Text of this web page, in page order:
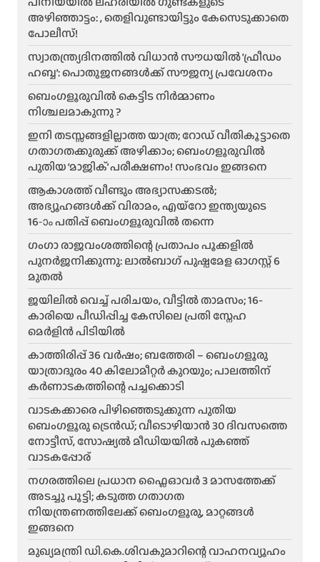
അഴിഞ്ഞാട്ടം: , തെളിവുണ്ടായിട്ടും കേസെടുക്കാതെ
പോലീസ്!
സ്വാതന്ത്ര്യദിനത്തിൽ വിധാൻ സൗധയിൽ ‘ഫ്രീഡം
ഹബ്ബ’: പൊതുജനങ്ങൾക്ക് സൗജന്യ പ്രവേശനം
ബെംഗളൂരുവിൽ കെട്ടിട നിർമ്മാണം
നിശ്ചലമാകുന്നു ?
ഇനി തടസ്സങ്ങളില്ലാത്ത യാത്ര; റോഡ് വീതികൂട്ടാതെ
ഗതാഗതക്കുരുക്ക് അഴിക്കാം; ബെംഗളൂരുവിൽ
പുതിയ ‘മാജിക്’ പരീക്ഷണം! സംഭവം ഇങ്ങനെ
ആകാശത്ത് വീണ്ടും അഭ്യാസക്കടൽ;
അഭ്യൂഹങ്ങൾക്ക് വിരാമം, എയ്റോ ഇന്ത്യയുടെ
16-ാം പതിപ്പ് ബെംഗളൂരുവിൽ തന്നെ
ഗംഗാ രാജവംശത്തിന്റെ പ്രതാപം പൂക്കളിൽ
പുനർജനിക്കുന്നു: ലാൽബാഗ് പുഷ്പമേള ഓഗസ്റ്റ് 6
മുതൽ
ജയിലിൽ വെച്ച് പരിചയം, വീട്ടിൽ താമസം; 16-
കാരിയെ പീഡിപ്പിച്ച കേസിലെ പ്രതി സ്നേഹ
മെർളിൻ പിടിയിൽ
കാത്തിരിപ്പ് 36 വർഷം; ബത്തേരി – ബെംഗളൂരു
യാത്രാദൂരം 40 കിലോമീറ്റർ കുറയും; പാലത്തിന്
കർണാടകത്തിന്റെ പച്ചക്കൊടി
വാടകക്കാരെ പിഴിഞ്ഞെടുക്കുന്ന പുതിയ
ബെംഗളൂരു ട്രെൻഡ്; വീടൊഴിയാൻ 30 ദിവസത്തെ
നോട്ടീസ്, സോഷ്യൽ മീഡിയയിൽ പുകഞ്ഞ്
വാടകപ്പോര്
ന​ഗരത്തിലെ പ്രധാന ഫ്ലൈഓവർ 3 മാസത്തേക്ക്
അടച്ചു പൂട്ടി; കടുത്ത ഗതാഗത
നിയന്ത്രണത്തിലേക്ക് ബെംഗളൂരു, മാറ്റങ്ങൾ
ഇങ്ങനെ
മുഖ്യമന്ത്രി ഡി.കെ.ശിവകുമാറിന്റെ വാഹനവ്യൂഹം